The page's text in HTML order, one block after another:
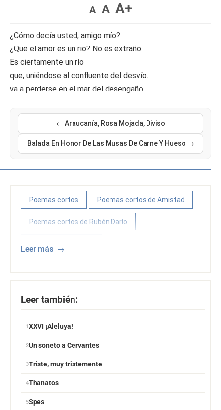
A A A+
¿Cómo decía usted, amigo mío?
¿Qué el amor es un río? No es extraño.
Es ciertamente un río
que, uniéndose al confluente del desvío,
va a perderse en el mar del desengaño.
← Araucanía, Rosa Mojada, Diviso
Balada En Honor De Las Musas De Carne Y Hueso →
Poemas cortos Poemas cortos de Amistad
Poemas cortos de Rubén Darío
Leer más
Leer también:
XXVI ¡Aleluya!
Un soneto a Cervantes
Triste, muy tristemente
Thanatos
Spes